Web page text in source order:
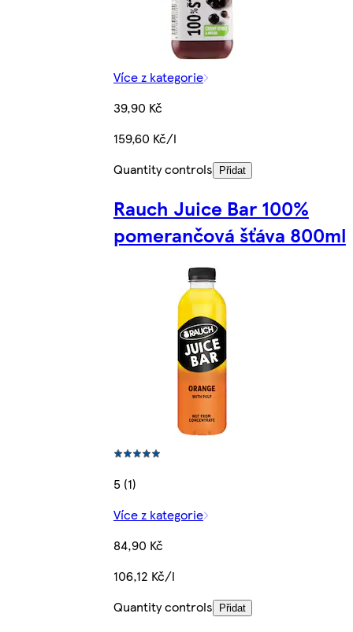
Více z kategorie
39,90 Kč
159,60 Kč/l
Quantity controls
Přidat
Rauch Juice Bar 100%
pomerančová šťáva 800ml
5 (1)
Více z kategorie
84,90 Kč
106,12 Kč/l
Quantity controls
Přidat